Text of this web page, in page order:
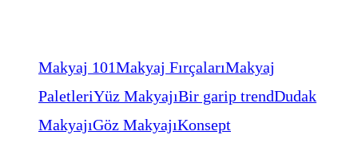
Makyaj 101Makyaj FırçalarıMakyaj
PaletleriYüz MakyajıBir garip trendDudak
MakyajıGöz MakyajıKonsept